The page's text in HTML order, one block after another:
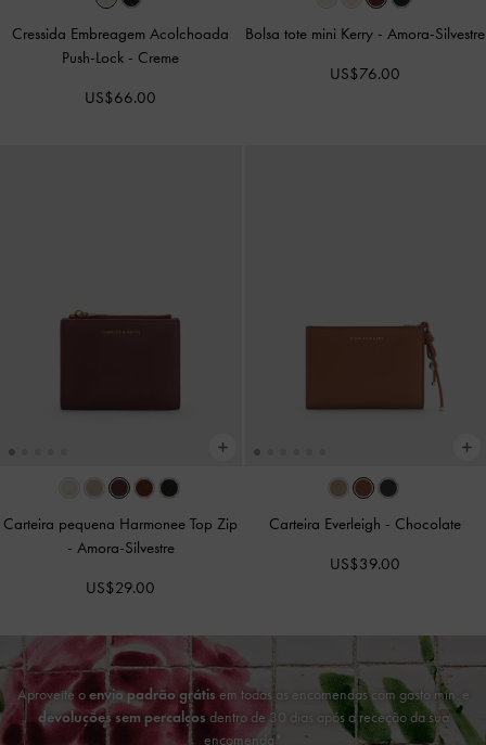
Cressida Embreagem Acolchoada
Push-Lock - Creme
US$66.00
Bolsa tote mini Kerry -Amora-Silvestre
US$76.00
Carteira pequena Harmonee Top Zip
- Amora-Silvestre
US$29.00
Carteira Everleigh - Chocolate
US$39.00
Aproveite oenvio padrão grátis em todas as encomendas com gasto mín. e
devoluções sem percalçosdentro de 30 dias após a receção da sua
encomenda*